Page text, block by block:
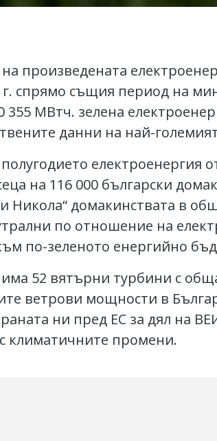
на произведената
спрямо същия период на
355 МВтч. зелена
данни на най-
електроенергия
на 116 000 български
Никола“ домакинствата в
по отношение на
по-зеленото енергийно
52 вятърни турбини с
ветрови мощности в
ни пред ЕС за дял на
климатичните промени.